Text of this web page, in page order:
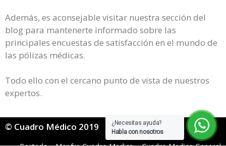
¿Necesitas ayuda?
Habla con nosotros
Además, es aconsejable visitar nuestra sección del
blog para mantenerte informado sobre las
principales encuestas de satisfacción en el mundo de
las pólizas médicas.
Todo ello con el cercano punto de vista de nuestros
expertos.
© Cuadro Médico 2019